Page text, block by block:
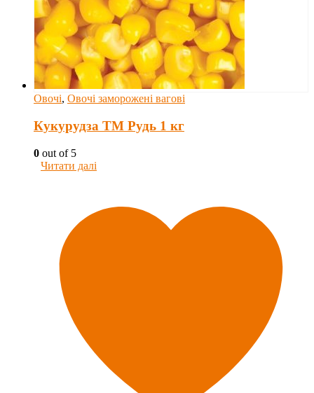
Овочі, Овочі заморожені вагові
Кукурудза ТМ Рудь 1 кг
0 out of 5
Читати далі